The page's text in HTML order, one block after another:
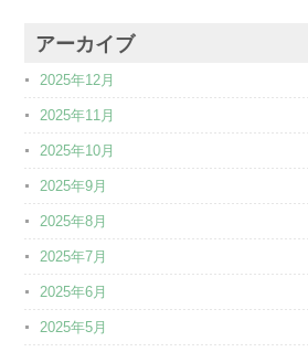
アーカイブ
2025年12月
2025年11月
2025年10月
2025年9月
2025年8月
2025年7月
2025年6月
2025年5月